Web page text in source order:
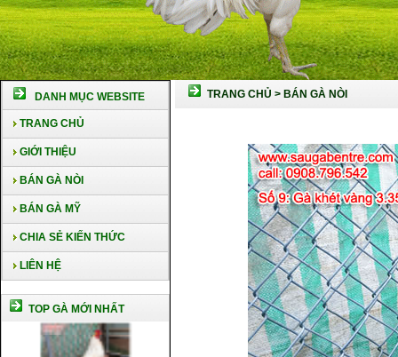
DANH MỤC WEBSITE
TRANG CHỦ
GIỚI THIỆU
BÁN GÀ NÒI
BÁN GÀ MỸ
CHIA SẺ KIẾN THỨC
LIÊN HỆ
TOP GÀ MỚI NHẤT
TRANG CHỦ > BÁN GÀ NÒI